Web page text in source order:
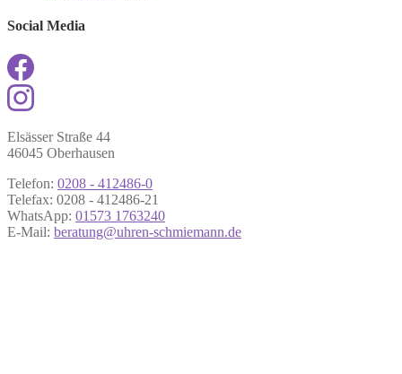
Social Media
Elsässer Straße 44
46045 Oberhausen
Telefon: 0208 - 412486-0
Telefax: 0208 - 412486-21
WhatsApp: 01573 1763240
E-Mail: beratung@uhren-schmiemann.de